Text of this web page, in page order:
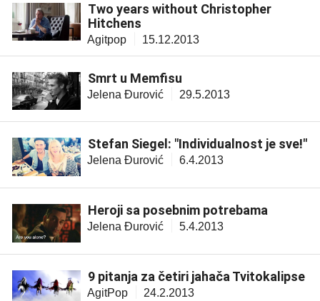
Two years without Christopher
Hitchens
Agitpop 15.12.2013
Smrt u Memfisu
Jelena Đurović 29.5.2013
Stefan Siegel: "Individualnost je sve!"
Jelena Đurović 6.4.2013
Heroji sa posebnim potrebama
Jelena Đurović 5.4.2013
9 pitanja za četiri jahača Tvitokalipse
AgitPop 24.2.2013